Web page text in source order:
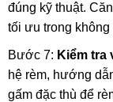
đúng kỹ thuật.
tối ưu trong không
Bước 7: Kiểm tra
hệ rèm, hướng
gấm đặc thù để